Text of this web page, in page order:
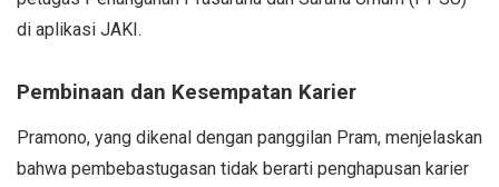
di aplikasi JAKI.
Pembinaan dan Kesempatan Karier
Pramono, yang dikenal dengan panggilan Pram, menjelaskan
bahwa pembebastugasan tidak berarti penghapusan karier